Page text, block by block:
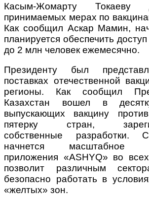
Касым-Жомарту
принимаемых мерах по
Как сообщил Аскар Мамин,
планируется обеспечить
до 2 млн человек ежемесячно.
Президенту был
поставках отечественной
регионы. Как сообщил
Казахстан вошел в
выпускающих вакцину
пятерку стран,
собственные
начнется масштабное
приложения «ASHYQ» во
позволит различным
безопасно работать в
«желтых» зон.